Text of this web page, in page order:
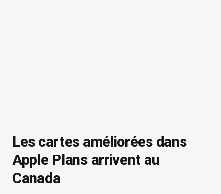
Les cartes améliorées dans
Apple Plans arrivent au
Canada